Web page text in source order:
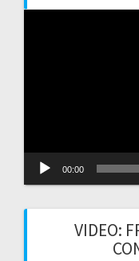
00:00
VIDEO: